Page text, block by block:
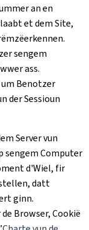
an en
et dem Site,
sengem
ass.
Benotzer
der Sessioun
Server vun
sengem Computer
d'Wiel, fir
datt
ginn.
Browser, Cookië